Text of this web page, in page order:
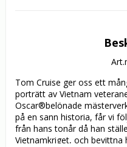
Tom Cruise ger oss ett
porträtt av Vietnam
Oscar®belönade
på en sann historia, får vi
från hans tonår då han
Vietnamkriget, och